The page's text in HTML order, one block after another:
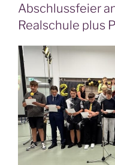
Abschlussfeier
Realschule plus